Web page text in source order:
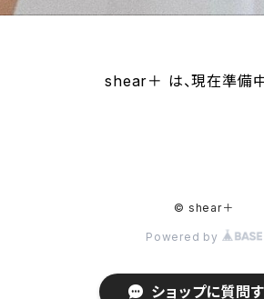
shear＋ は、現在準備中
© shear＋
Powered by
ショップに質問